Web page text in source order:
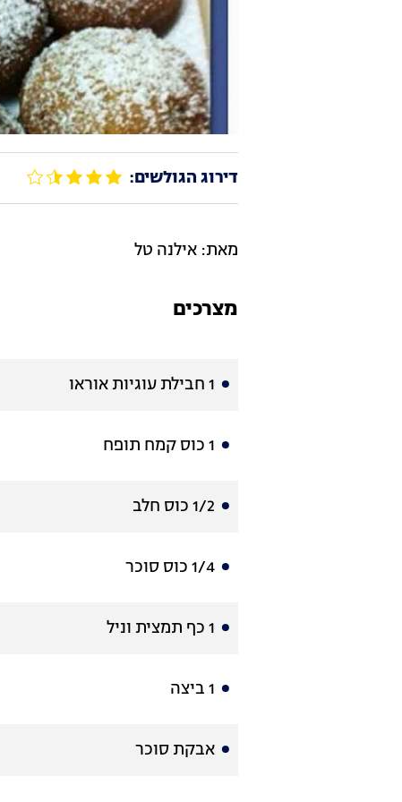
דירוג הגולשים:
מאת: אילנה טל
מצרכים
1 חבילת עוגיות אוראו
1 כוס קמח תופח
1/2 כוס חלב
1/4 כוס סוכר
1 כף תמצית וניל
1 ביצה
אבקת סוכר